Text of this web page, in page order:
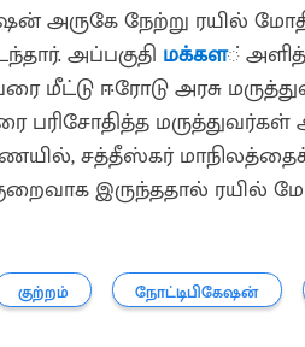
அருகே நேற்று ரயில்
அப்பகுதி மக்கள
மீட்டு ஈரோடு அரசு
சத்தீஸ்கர்
இருந்ததால் ரயில்
குற்றம் நோட்டிபிகேஷன்